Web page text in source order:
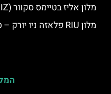
מלון אליז בטיימס סקוור (ALIZ) – סקירה
מלון RIU פלאזה ניו יורק – סקירה